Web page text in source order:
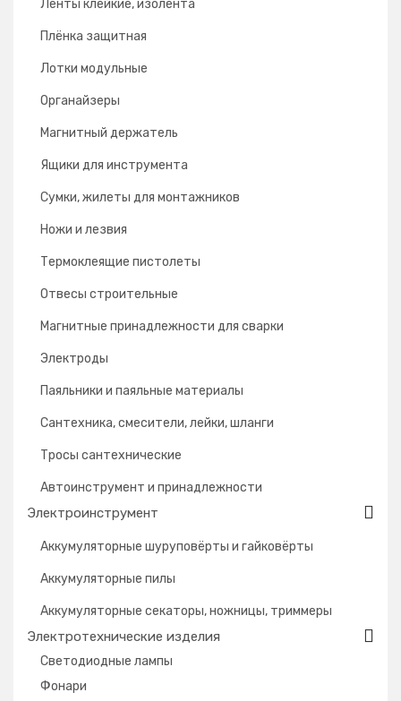
Ленты клейкие, изолента
Плёнка защитная
Лотки модульные
Органайзеры
Магнитный держатель
Ящики для инструмента
Сумки, жилеты для монтажников
Ножи и лезвия
Термоклеящие пистолеты
Отвесы строительные
Магнитные принадлежности для сварки
Электроды
Паяльники и паяльные материалы
Сантехника, смесители, лейки, шланги
Тросы сантехнические
Автоинструмент и принадлежности
Электроинструмент
Аккумуляторные шуруповёрты и гайковёрты
Аккумуляторные пилы
Аккумуляторные секаторы, ножницы, триммеры
Электротехнические изделия
Светодиодные лампы
Фонари